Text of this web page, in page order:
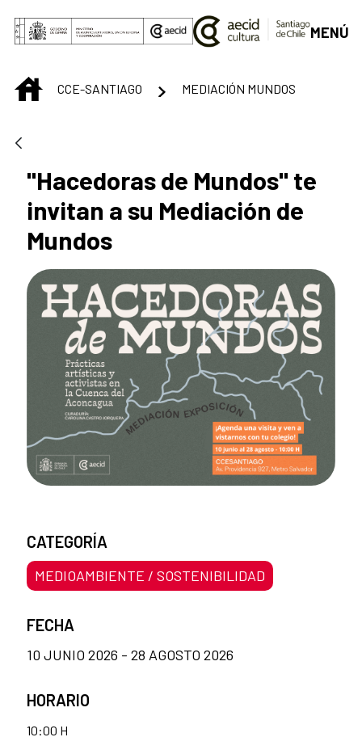
Saltar al contenido principal
MENÚ
INICIOCCE-SANTIAGO MEDIACIÓN MUNDOS
"Hacedoras de Mundos" te
invitan a su Mediación de
Mundos
CATEGORÍA
MEDIOAMBIENTE / SOSTENIBILIDAD
FECHA
10 JUNIO 2026 - 28 AGOSTO 2026
HORARIO
10:00 H